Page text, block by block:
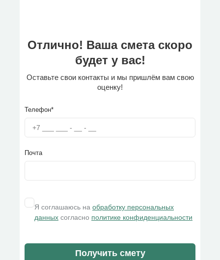
Отлично! Ваша смета скоро
будет у вас!
Оставьте свои контакты и мы пришлём вам свою
оценку!
Телефон*
Почта
Я соглашаюсь наобработку персональных
данных согласно политике конфиденциальности
Получить смету